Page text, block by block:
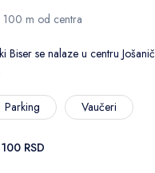
100 m od centra
Biser se nalaze u centru
Parking Vaučeri
RSD